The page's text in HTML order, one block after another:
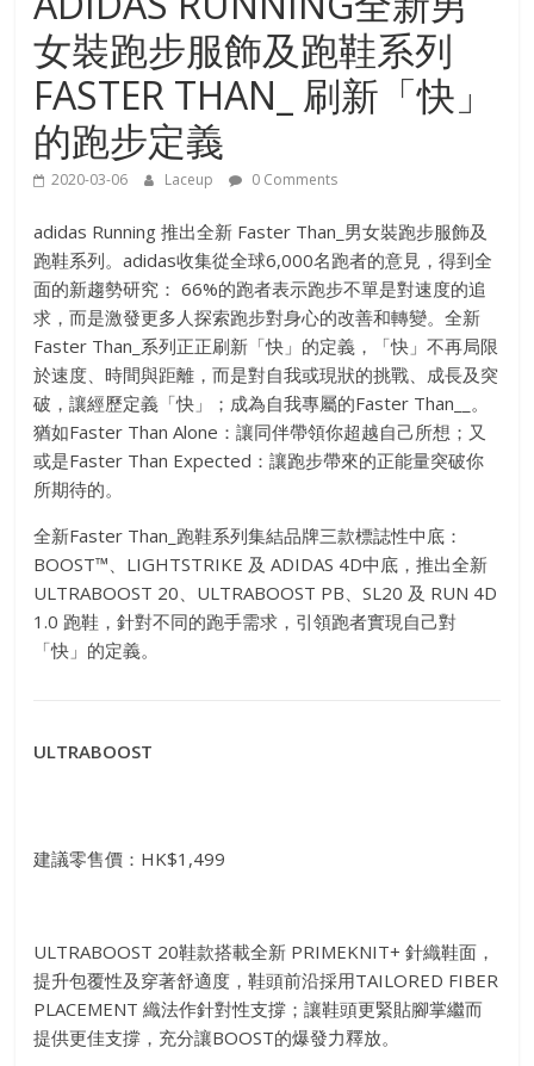
女裝跑步服飾及跑鞋系列
FASTER THAN_ 刷新「快」
的跑步定義
2020-03-06 Laceup 0 Comments
adidas Running 推出全新 Faster Than_男女裝跑步服飾及
跑鞋系列。adidas收集從全球6,000名跑者的意見，得到全
面的新趨勢研究： 66%的跑者表示跑步不單是對速度的追
求，而是激發更多人探索跑步對身心的改善和轉變。全新
Faster Than_系列正正刷新「快」的定義，「快」不再局限
於速度、時間與距離，而是對自我或現狀的挑戰、成長及突
破，讓經歷定義「快」；成為自我專屬的Faster Than__。
猶如Faster Than Alone：讓同伴帶領你超越自己所想；又
或是Faster Than Expected：讓跑步帶來的正能量突破你
所期待的。
全新Faster Than_跑鞋系列集結品牌三款標誌性中底：
BOOST™、LIGHTSTRIKE 及 ADIDAS 4D中底，推出全新
ULTRABOOST 20、ULTRABOOST PB、SL20 及 RUN 4D
1.0 跑鞋，針對不同的跑手需求，引領跑者實現自己對
「快」的定義。
ULTRABOOST
建議零售價：HK$1,499
ULTRABOOST 20鞋款搭載全新 PRIMEKNIT+ 針織鞋面，
提升包覆性及穿著舒適度，鞋頭前沿採用TAILORED FIBER
PLACEMENT 織法作針對性支撐；讓鞋頭更緊貼腳掌繼而
提供更佳支撐，充分讓BOOST的爆發力釋放。